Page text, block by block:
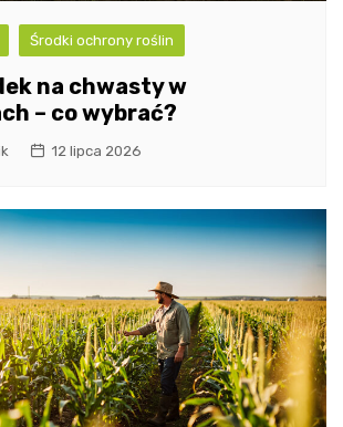
Środki ochrony roślin
na chwasty w
– co wybrać?
12 lipca 2026